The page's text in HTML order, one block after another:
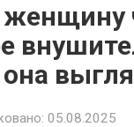
женщину
она
05.08.2025